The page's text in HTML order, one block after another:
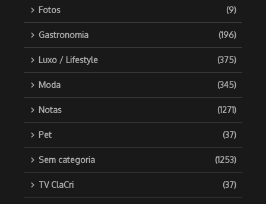
Fotos (9)
Gastronomia (196)
Luxo / Lifestyle (375)
Moda (345)
Notas (1271)
Pet (37)
Sem categoria (1253)
TV ClaCri (37)